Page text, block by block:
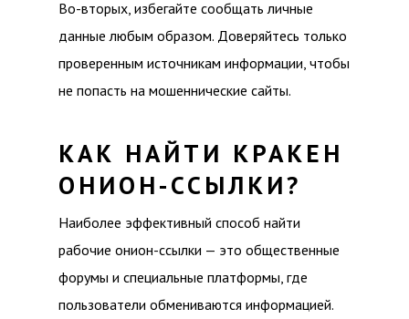
Во-вторых, избегайте сообщать личные
данные любым образом. Доверяйтесь только
проверенным источникам информации, чтобы
не попасть на мошеннические сайты.
КАК НАЙТИ КРАКЕН
ОНИОН-ССЫЛКИ?
Наиболее эффективный способ найти
рабочие онион-ссылки — это общественные
форумы и специальные платформы, где
пользователи обмениваются информацией.